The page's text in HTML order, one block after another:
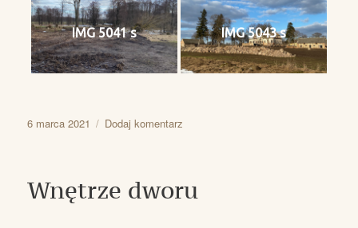
IMG 5041 s IMG 5043 s
Data
6 marca 2021 Dodaj komentarz
Wnętrze dworu